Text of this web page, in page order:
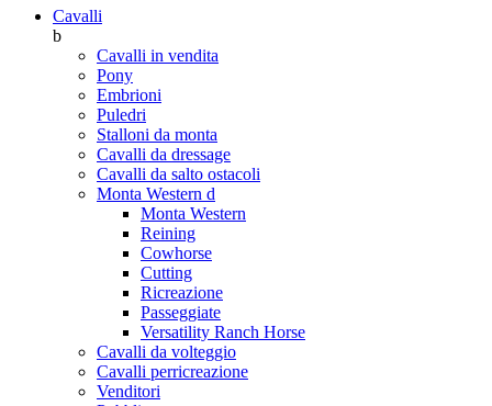
Cavalli
b
Cavalli in vendita
Pony
Embrioni
Puledri
Stalloni da monta
Cavalli da dressage
Cavalli da salto ostacoli
Monta Western d
Monta Western
Reining
Cowhorse
Cutting
Ricreazione
Passeggiate
Versatility Ranch Horse
Cavalli da volteggio
Cavalli perricreazione
Venditori